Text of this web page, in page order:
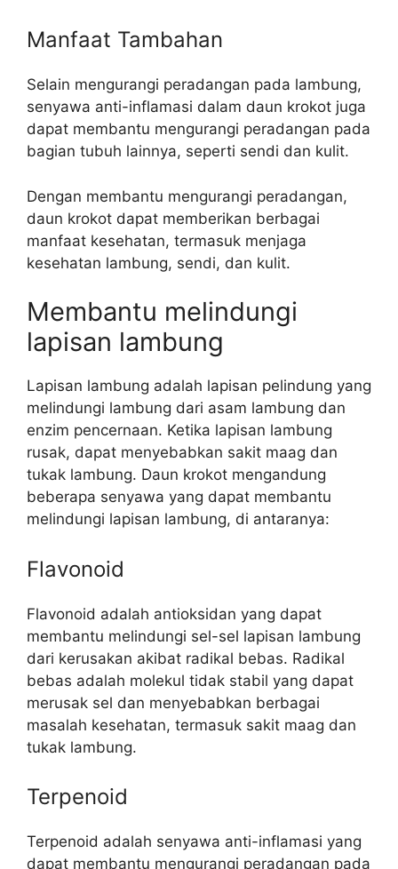
Manfaat Tambahan
Selain mengurangi peradangan pada lambung,
senyawa anti-inflamasi dalam daun krokot juga
dapat membantu mengurangi peradangan pada
bagian tubuh lainnya, seperti sendi dan kulit.
Dengan membantu mengurangi peradangan,
daun krokot dapat memberikan berbagai
manfaat kesehatan, termasuk menjaga
kesehatan lambung, sendi, dan kulit.
Membantu melindungi
lapisan lambung
Lapisan lambung adalah lapisan pelindung yang
melindungi lambung dari asam lambung dan
enzim pencernaan. Ketika lapisan lambung
rusak, dapat menyebabkan sakit maag dan
tukak lambung. Daun krokot mengandung
beberapa senyawa yang dapat membantu
melindungi lapisan lambung, di antaranya:
Flavonoid
Flavonoid adalah antioksidan yang dapat
membantu melindungi sel-sel lapisan lambung
dari kerusakan akibat radikal bebas. Radikal
bebas adalah molekul tidak stabil yang dapat
merusak sel dan menyebabkan berbagai
masalah kesehatan, termasuk sakit maag dan
tukak lambung.
Terpenoid
Terpenoid adalah senyawa anti-inflamasi yang
dapat membantu mengurangi peradangan pada